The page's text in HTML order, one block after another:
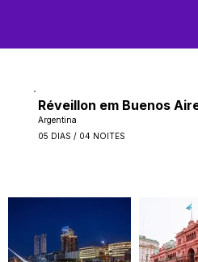
Réveillon em Buenos
Argentina
05 DIAS / 04 NOITES